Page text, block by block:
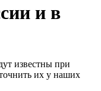
и в
известны при
их у наших